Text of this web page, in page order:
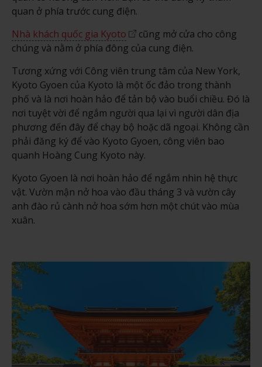
quan ở phía trước cung điện.
Nhà khách quốc gia Kyoto
cũng mở cửa cho công
chúng và nằm ở phía đông của cung điện.
Tương xứng với Công viên trung tâm của New York,
Kyoto Gyoen của Kyoto là một ốc đảo trong thành
phố và là nơi hoàn hảo để tản bộ vào buổi chiều. Đó là
nơi tuyệt vời để ngắm người qua lại vì người dân địa
phương đến đây để chạy bộ hoặc dã ngoại. Không cần
phải đăng ký để vào Kyoto Gyoen, công viên bao
quanh Hoàng Cung Kyoto này.
Kyoto Gyoen là nơi hoàn hảo để ngắm nhìn hệ thực
vật. Vườn mận nở hoa vào đầu tháng 3 và vườn cây
anh đào rủ cành nở hoa sớm hơn một chút vào mùa
xuân.